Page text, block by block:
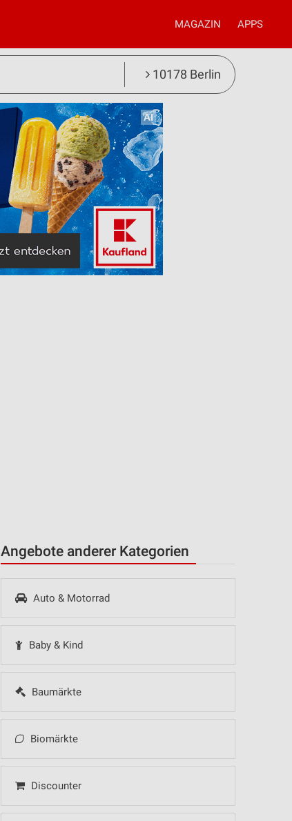
MAGAZIN APPS
10178 Berlin
Angebote anderer Kategorien
Auto & Motorrad
Baby & Kind
Baumärkte
Biomärkte
Discounter